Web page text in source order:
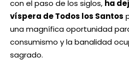
con el paso de los siglos, ha
víspera de Todos los Santos
una magnífica oportunidad
consumismo y la banalidad
sagrado.